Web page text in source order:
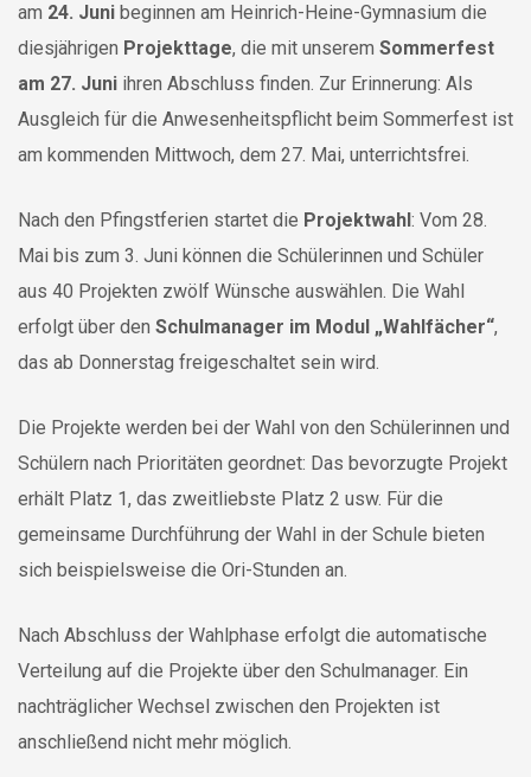
am 24. Juni beginnen am Heinrich-Heine-Gymnasium die
diesjährigen Projekttage, die mit unserem Sommerfest
am 27. Juni ihren Abschluss finden. Zur Erinnerung: Als
Ausgleich für die Anwesenheitspflicht beim Sommerfest ist
am kommenden Mittwoch, dem 27. Mai, unterrichtsfrei.
Nach den Pfingstferien startet die Projektwahl: Vom 28.
Mai bis zum 3. Juni können die Schülerinnen und Schüler
aus 40 Projekten zwölf Wünsche auswählen. Die Wahl
erfolgt über den Schulmanager im Modul „Wahlfächer“,
das ab Donnerstag freigeschaltet sein wird.
Die Projekte werden bei der Wahl von den Schülerinnen und
Schülern nach Prioritäten geordnet: Das bevorzugte Projekt
erhält Platz 1, das zweitliebste Platz 2 usw. Für die
gemeinsame Durchführung der Wahl in der Schule bieten
sich beispielsweise die Ori-Stunden an.
Nach Abschluss der Wahlphase erfolgt die automatische
Verteilung auf die Projekte über den Schulmanager. Ein
nachträglicher Wechsel zwischen den Projekten ist
anschließend nicht mehr möglich.